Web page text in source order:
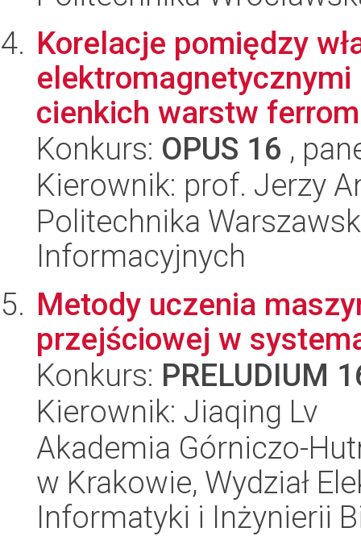
Korelacje pomiędzy
cienkich warstw
Konkurs: OPUS 16 ,
Kierownik: prof. Jerzy
Politechnika
Informacyjnych
Metody uczenia
przejściowej w
Konkurs: PRELUDIUM
Kierownik: Jiaqing Lv
Akademia Górniczo-
w Krakowie, Wydział
Informatyki i Inżynierii